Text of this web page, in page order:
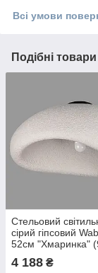
Всі умови
Подібні
Стельовий
сірий гіпсовий
52см "Хмаринка"
4 188 ₴